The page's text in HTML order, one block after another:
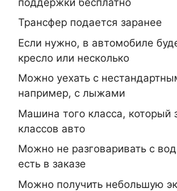
Трансфер подается заранее
Если нужно, в автомобиле
кресло или несколько
Можно уехать с
например, с лыжами
Машина того класса, который
классов авто
Можно не разговаривать с
есть в заказе
Можно получить небольшую